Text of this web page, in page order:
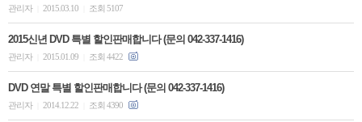
관리자 2015.03.10 조회 5107
2015신년 DVD 특별 할인판매합니다 (문의 042-337-1416)
관리자 2015.01.09 조회 4422
DVD 연말 특별 할인판매합니다 (문의 042-337-1416)
관리자 2014.12.22 조회 4390